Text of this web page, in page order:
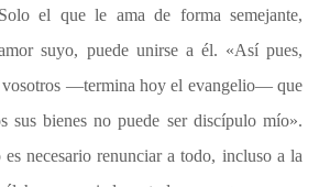
el que le ama de forma semejante,
suyo, puede unirse a él. «Así pues,
vosotros —termina hoy el evangelio— que
sus bienes no puede ser discípulo mío».
necesario renunciar a todo, incluso a la